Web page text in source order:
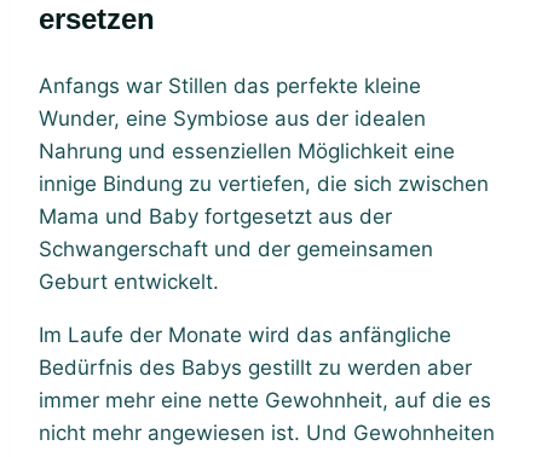
ersetzen
Anfangs war Stillen das perfekte kleine
Wunder, eine Symbiose aus der idealen
Nahrung und essenziellen Möglichkeit eine
innige Bindung zu vertiefen, die sich zwischen
Mama und Baby fortgesetzt aus der
Schwangerschaft und der gemeinsamen
Geburt entwickelt.
Im Laufe der Monate wird das anfängliche
Bedürfnis des Babys gestillt zu werden aber
immer mehr eine nette Gewohnheit, auf die es
nicht mehr angewiesen ist. Und Gewohnheiten